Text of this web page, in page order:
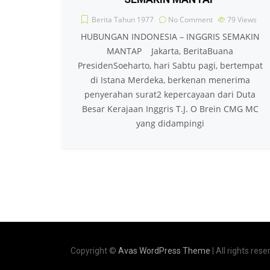
Berita Tahun 1977 No Comment 79 Views
HUBUNGAN INDONESIA – INGGRIS SEMAKIN
MANTAP Jakarta, BeritaBuana
PresidenSoeharto, hari Sabtu pagi, bertempat
di Istana Merdeka, berkenan menerima
penyerahan surat2 kepercayaan dari Duta
Besar Kerajaan Inggris T.J. O Brein CMG MC
yang didampingi
Copyright © Avas WordPress Theme | All rights